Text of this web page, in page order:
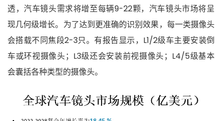
透，汽车镜头需求将增至每辆9-22颗，汽车镜头市场将呈
现几何级增长。为了达到更准确的识别效果，每一类摄像头
会搭载不同焦段2-3只。有报告显示，L1/2级车主要安装倒
车或环视摄像头；L3级还会安装前视摄像头；L4/5级基本
会囊括各种类型的摄像头。